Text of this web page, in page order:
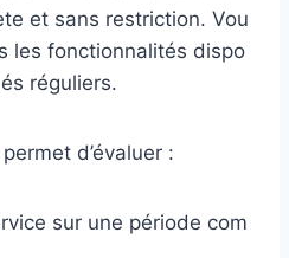
et sans restriction. Vou
les fonctionnalités dispo
réguliers.
d’évaluer :
sur une période com